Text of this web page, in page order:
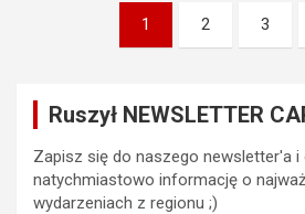
Stronicowanie
1 2 3
Ruszył NEWSLETTER
Zapisz się do naszego newsletter'a i
natychmiastowo informację o
wydarzeniach z regionu ;)